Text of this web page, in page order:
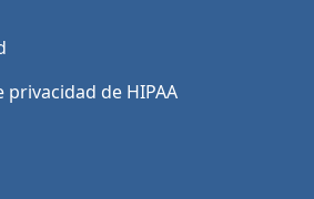
de HIPAA